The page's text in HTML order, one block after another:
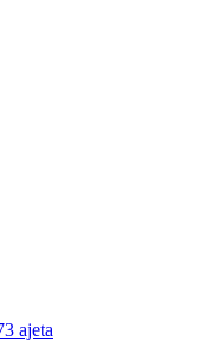
ajeta